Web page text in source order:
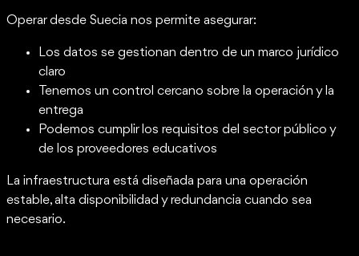
Operar desde Suecia nos permite asegurar:
Los datos se gestionan dentro de un marco jurídico
claro
Tenemos un control cercano sobre la operación y la
entrega
Podemos cumplir los requisitos del sector público y
de los proveedores educativos
La infraestructura está diseñada para una operación
estable, alta disponibilidad y redundancia cuando sea
necesario.